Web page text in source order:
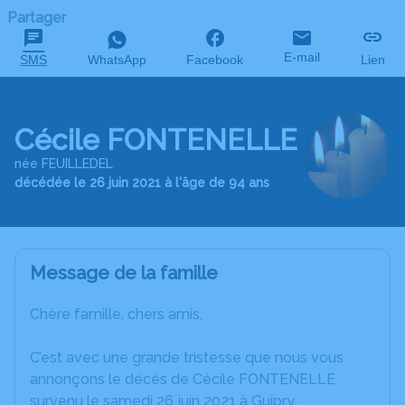
Partager
SMS WhatsApp Facebook E-mail Lien
Cécile FONTENELLE
née FEUILLEDEL
décédée le 26 juin 2021 à l'âge de 94 ans
Message de la famille
Chère famille, chers amis,
C’est avec une grande tristesse que nous vous
annonçons le décès de Cécile FONTENELLE
survenu le samedi 26 juin 2021 à Guipry.